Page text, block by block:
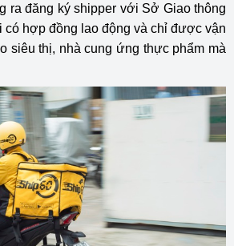
ra đăng ký shipper với Sở Giao thông
có hợp đồng lao động và chỉ được vận
siêu thị, nhà cung ứng thực phẩm mà